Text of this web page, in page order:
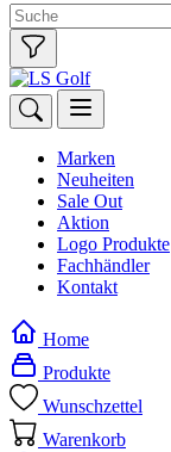
Marken
Neuheiten
Sale Out
Aktion
Logo Produkte
Fachhändler
Kontakt
Home
Produkte
Wunschzettel
Warenkorb